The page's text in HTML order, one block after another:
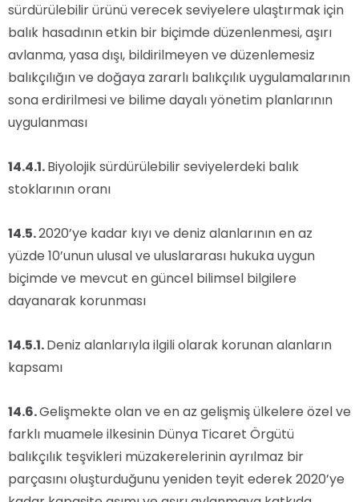
sürdürülebilir ürünü verecek seviyelere ulaştırmak için
balık hasadının etkin bir biçimde düzenlenmesi, aşırı
avlanma, yasa dışı, bildirilmeyen ve düzenlemesiz
balıkçılığın ve doğaya zararlı balıkçılık uygulamalarının
sona erdirilmesi ve bilime dayalı yönetim planlarının
uygulanması
14.4.1.Biyolojik sürdürülebilir seviyelerdeki balık
stoklarının oranı
14.5.2020’ye kadar kıyı ve deniz alanlarının en az
yüzde 10’unun ulusal ve uluslararası hukuka uygun
biçimde ve mevcut en güncel bilimsel bilgilere
dayanarak korunması
14.5.1.Deniz alanlarıyla ilgili olarak korunan alanların
kapsamı
14.6.Gelişmekte olan ve en az gelişmiş ülkelere özel ve
farklı muamele ilkesinin Dünya Ticaret Örgütü
balıkçılık teşvikleri müzakerelerinin ayrılmaz bir
parçasını oluşturduğunu yeniden teyit ederek 2020’ye